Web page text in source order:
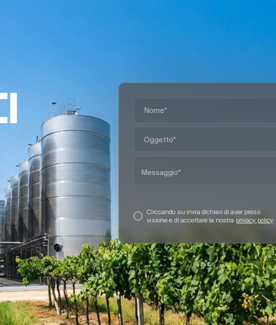
Cliccando su invia dichiari di aver preso
visione e di accettare la nostra privacy policy